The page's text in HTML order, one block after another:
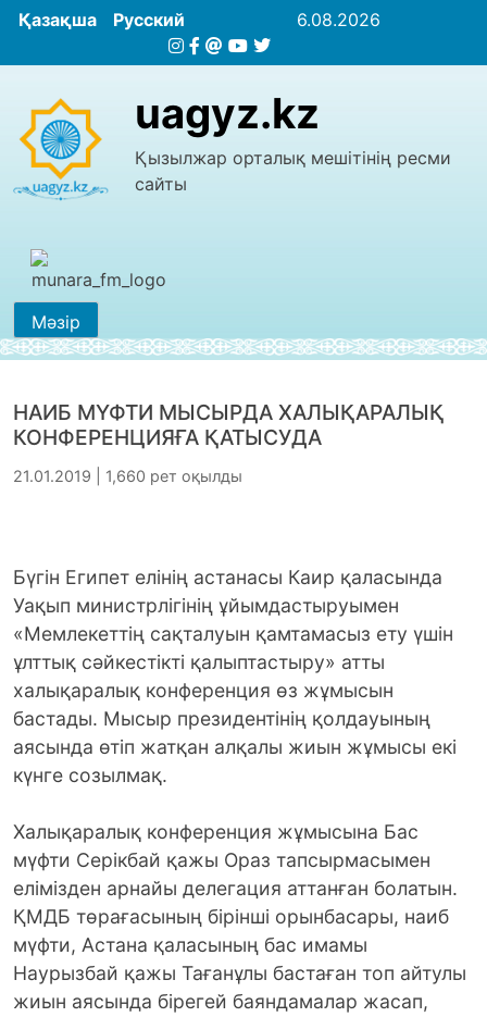
Қазақша Русский 6.08.2026
uagyz.kz
Қызылжар орталық мешітінің ресми
сайты
Мәзір
НАИБ МҮФТИ МЫСЫРДА ХАЛЫҚАРАЛЫҚ
КОНФЕРЕНЦИЯҒА ҚАТЫСУДА
21.01.2019 | 1,660 рет оқылды
Бүгін Египет елінің астанасы Каир қаласында
Уақып министрлігінің ұйымдастыруымен
«Мемлекеттің сақталуын қамтамасыз ету үшін
ұлттық сәйкестікті қалыптастыру» атты
халықаралық конференция өз жұмысын
бастады. Мысыр президентінің қолдауының
аясында өтіп жатқан алқалы жиын жұмысы екі
күнге созылмақ.
Халықаралық конференция жұмысына Бас
мүфти Серікбай қажы Ораз тапсырмасымен
елімізден арнайы делегация аттанған болатын.
ҚМДБ төрағасының бірінші орынбасары, наиб
мүфти, Астана қаласының бас имамы
Наурызбай қажы Тағанұлы бастаған топ айтулы
жиын аясында бірегей баяндамалар жасап,